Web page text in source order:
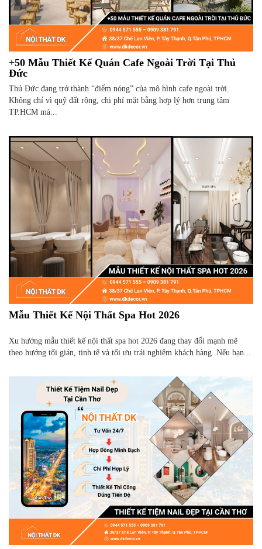
+50 Mẫu Thiết Kế Quán Cafe Ngoài Trời Tại Thủ
Đức
Thủ Đức đang trở thành “điểm nóng” của mô hình cafe ngoài trời.
Không chỉ vì quỹ đất rộng, chi phí mặt bằng hợp lý hơn trung tâm
TP.HCM mà...
Mẫu Thiết Kế Nội Thất Spa Hot 2026
Xu hướng mẫu thiết kế nội thất spa hot 2026 đang thay đổi mạnh mẽ
theo hướng tối giản, tinh tế và tối ưu trải nghiệm khách hàng. Nếu bạn...